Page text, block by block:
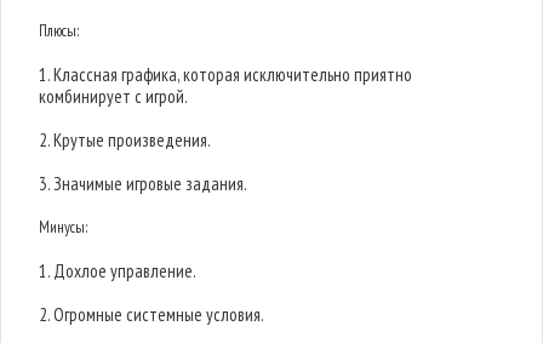
Плюсы:
1. Классная графика, которая исключительно приятно
комбинирует с игрой.
2. Крутые произведения.
3. Значимые игровые задания.
Минусы:
1. Дохлое управление.
2. Огромные системные условия.